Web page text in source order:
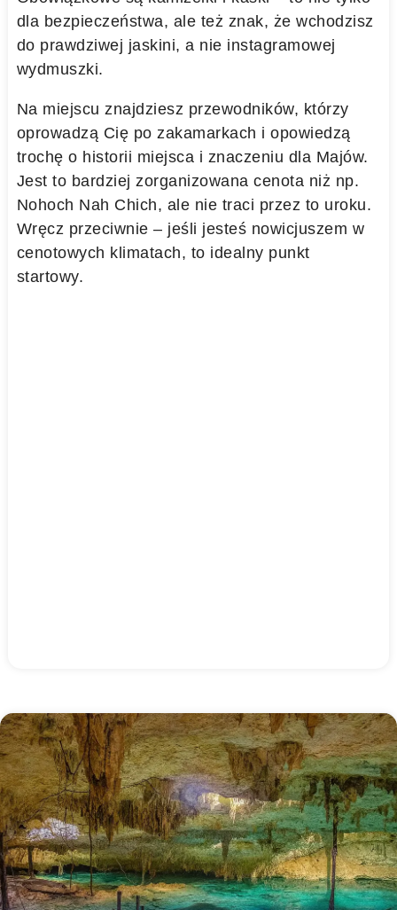
dla bezpieczeństwa, ale też znak, że wchodzisz
do prawdziwej jaskini, a nie instagramowej
wydmuszki.
Na miejscu znajdziesz przewodników, którzy
oprowadzą Cię po zakamarkach i opowiedzą
trochę o historii miejsca i znaczeniu dla Majów.
Jest to bardziej zorganizowana cenota niż np.
Nohoch Nah Chich, ale nie traci przez to uroku.
Wręcz przeciwnie – jeśli jesteś nowicjuszem w
cenotowych klimatach, to idealny punkt
startowy.